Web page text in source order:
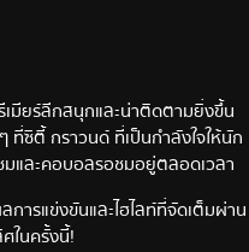
มียร์ลีกสนุกและน่าติดตามยิ่งขึ้น
ซิตี้ กราวนด์ ที่เป็นกำลังใจให้นัก
มและคอบอลรอชมอยู่ตลอดเวลา
รแข่งขันและไฮไลท์ที่จัดเต็มผ่าน
ในครั้งนี้!